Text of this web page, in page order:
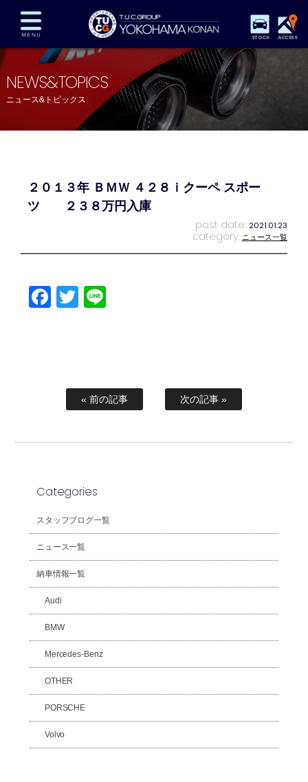
STOCK ACCESS
在庫車両情報 保証&サービス パーツリスト
TUCとは？ 店舗情報 アクセスマップ
全国納車 特別作業 注文販売
プライバシーポリシー スタッフblog
NEWS&TOPICS
ニュース&トピックス
２０１３年 ＢＭＷ ４２８ｉクーペ スポー
ツ ２３８万円入庫
post date: 2021.01.23
category: ニュース一覧
Facebook
Twitter
« 前の記事 次の記事 »
Categories
スタッフブログ一覧
ニュース一覧
納車情報一覧
Audi
BMW
Mercedes-Benz
OTHER
PORSCHE
Volvo